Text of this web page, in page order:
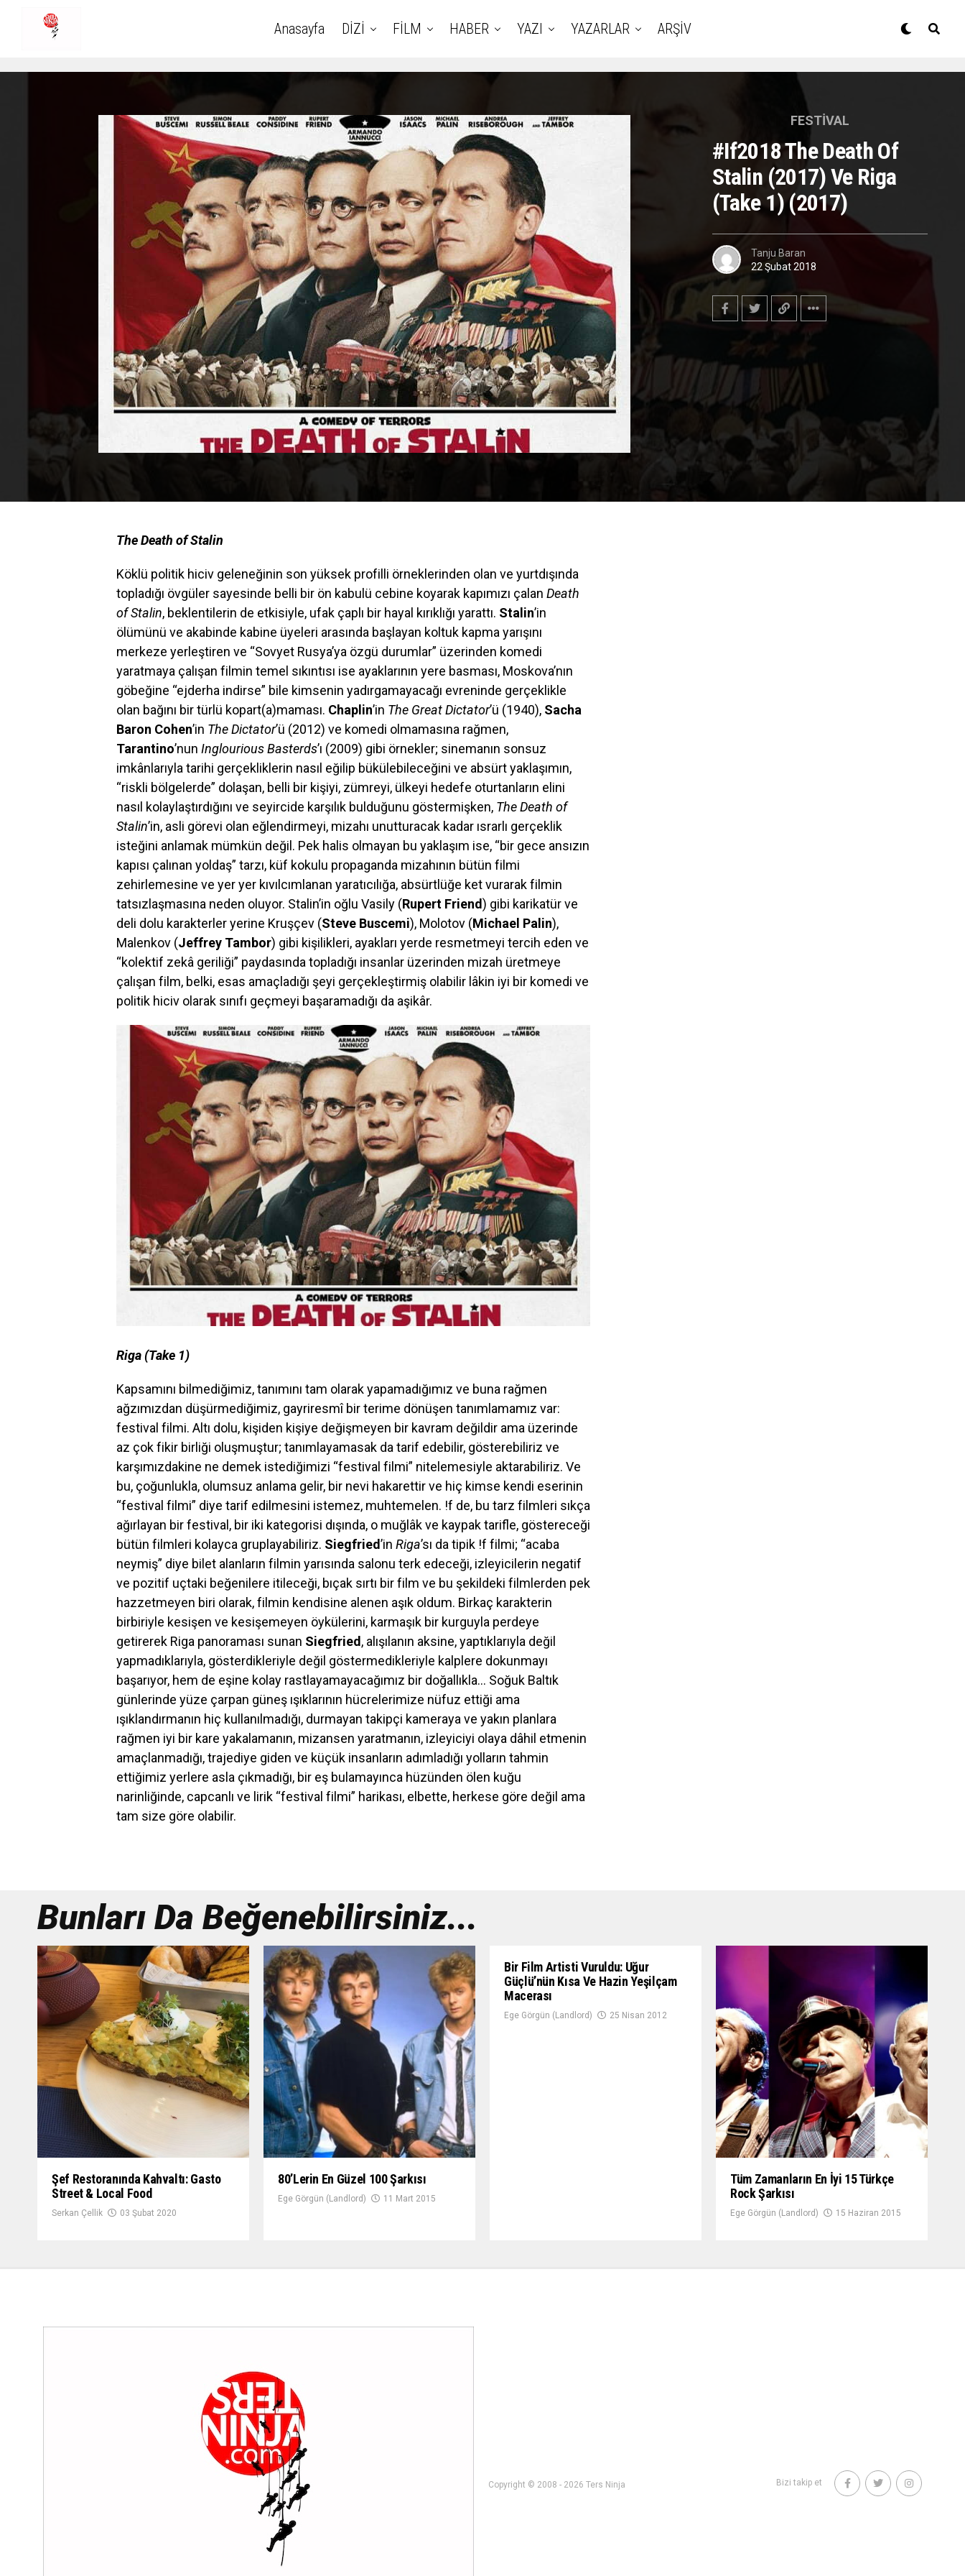
Anasayfa DİZİ FİLM HABER YAZI YAZARLAR ARŞİV
FESTIVAL
#if2018 The Death Of
Stalin (2017) Ve Riga
(Take 1) (2017)
Tanju Baran
22 Şubat 2018
The Death of Stalin
Köklü politik hiciv geleneğinin son yüksek profilli örneklerinden olan ve yurtdışında
topladığı övgüler sayesinde belli bir ön kabulü cebine koyarak kapımızı çalan Death
of Stalin, beklentilerin de etkisiyle, ufak çaplı bir hayal kırıklığı yarattı. Stalin’in
ölümünü ve akabinde kabine üyeleri arasında başlayan koltuk kapma yarışını
merkeze yerleştiren ve “Sovyet Rusya’ya özgü durumlar” üzerinden komedi
yaratmaya çalışan filmin temel sıkıntısı ise ayaklarının yere basması, Moskova’nın
göbeğine “ejderha indirse” bile kimsenin yadırgamayacağı evreninde gerçeklikle
olan bağını bir türlü kopart(a)maması. Chaplin’in The Great Dictator’ü (1940), Sacha
Baron Cohen’in The Dictator’ü (2012) ve komedi olmamasına rağmen,
Tarantino’nun Inglourious Basterds’ı (2009) gibi örnekler; sinemanın sonsuz
imkânlarıyla tarihi gerçekliklerin nasıl eğilip bükülebileceğini ve absürt yaklaşımın,
“riskli bölgelerde” dolaşan, belli bir kişiyi, zümreyi, ülkeyi hedefe oturtanların elini
nasıl kolaylaştırdığını ve seyircide karşılık bulduğunu göstermişken, The Death of
Stalin’in, asli görevi olan eğlendirmeyi, mizahı unutturacak kadar ısrarlı gerçeklik
isteğini anlamak mümkün değil. Pek halis olmayan bu yaklaşım ise, “bir gece ansızın
kapısı çalınan yoldaş” tarzı, küf kokulu propaganda mizahının bütün filmi
zehirlemesine ve yer yer kıvılcımlanan yaratıcılığa, absürtlüğe ket vurarak filmin
tatsızlaşmasına neden oluyor. Stalin’in oğlu Vasily (Rupert Friend) gibi karikatür ve
deli dolu karakterler yerine Kruşçev (Steve Buscemi), Molotov (Michael Palin),
Malenkov (Jeffrey Tambor) gibi kişilikleri, ayakları yerde resmetmeyi tercih eden ve
“kolektif zekâ geriliği” paydasında topladığı insanlar üzerinden mizah üretmeye
çalışan film, belki, esas amaçladığı şeyi gerçekleştirmiş olabilir lâkin iyi bir komedi ve
politik hiciv olarak sınıfı geçmeyi başaramadığı da aşikâr.
Riga (Take 1)
Kapsamını bilmediğimiz, tanımını tam olarak yapamadığımız ve buna rağmen
ağzımızdan düşürmediğimiz, gayriresmî bir terime dönüşen tanımlamamız var:
festival filmi. Altı dolu, kişiden kişiye değişmeyen bir kavram değildir ama üzerinde
az çok fikir birliği oluşmuştur; tanımlayamasak da tarif edebilir, gösterebiliriz ve
karşımızdakine ne demek istediğimizi “festival filmi” nitelemesiyle aktarabiliriz. Ve
bu, çoğunlukla, olumsuz anlama gelir, bir nevi hakarettir ve hiç kimse kendi eserinin
“festival filmi” diye tarif edilmesini istemez, muhtemelen. !f de, bu tarz filmleri sıkça
ağırlayan bir festival, bir iki kategorisi dışında, o muğlâk ve kaypak tarifle, göstereceği
bütün filmleri kolayca gruplayabiliriz. Siegfried’in Riga’sı da tipik !f filmi; “acaba
neymiş” diye bilet alanların filmin yarısında salonu terk edeceği, izleyicilerin negatif
ve pozitif uçtaki beğenilere itileceği, bıçak sırtı bir film ve bu şekildeki filmlerden pek
hazzetmeyen biri olarak, filmin kendisine alenen aşık oldum. Birkaç karakterin
birbiriyle kesişen ve kesişemeyen öykülerini, karmaşık bir kurguyla perdeye
getirerek Riga panoraması sunan Siegfried, alışılanın aksine, yaptıklarıyla değil
yapmadıklarıyla, gösterdikleriyle değil göstermedikleriyle kalplere dokunmayı
başarıyor, hem de eşine kolay rastlayamayacağımız bir doğallıkla… Soğuk Baltık
günlerinde yüze çarpan güneş ışıklarının hücrelerimize nüfuz ettiği ama
ışıklandırmanın hiç kullanılmadığı, durmayan takipçi kameraya ve yakın planlara
rağmen iyi bir kare yakalamanın, mizansen yaratmanın, izleyiciyi olaya dâhil etmenin
amaçlanmadığı, trajediye giden ve küçük insanların adımladığı yolların tahmin
ettiğimiz yerlere asla çıkmadığı, bir eş bulamayınca hüzünden ölen kuğu
narinliğinde, capcanlı ve lirik “festival filmi” harikası, elbette, herkese göre değil ama
tam size göre olabilir.
Bunları Da Beğenebilirsiniz...
Şef Restoranında Kahvaltı: Gasto
Street & Local Food
Serkan Çellik 03 Şubat 2020
80’lerin En Güzel 100 Şarkısı
Ege Görgün (Landlord) 11 Mart 2015
Bir Film Artisti Vuruldu: Uğur
Güçlü’nün Kısa Ve Hazin Yeşilçam
Macerası
Ege Görgün (Landlord) 25 Nisan 2012
Tüm Zamanların En İyi 15 Türkçe
Rock Şarkısı
Ege Görgün (Landlord) 15 Haziran 2015
Copyright © 2008 - 2026 Ters Ninja Bizi takip et